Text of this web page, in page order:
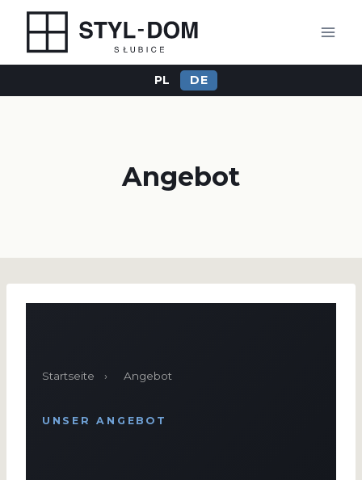
Zum
Inhalt
springen
PL DE
Angebot
Startseite › Angebot
UNSER ANGEBOT